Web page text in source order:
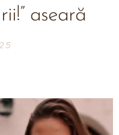
aseară